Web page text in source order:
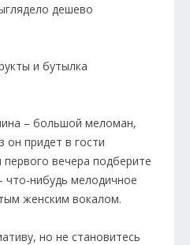
дешево
и бутылка
– большой меломан,
он придет в гости
вечера подберите
что-нибудь мелодичное
женским вокалом.
но не становитесь